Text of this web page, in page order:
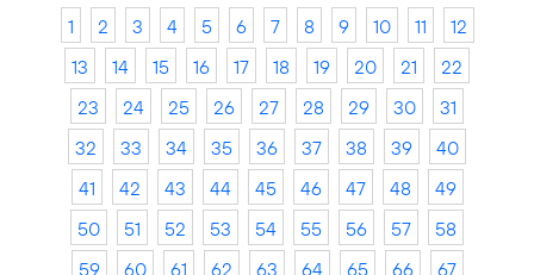
1 2 3 4 5 6 7 8 9 10 11
12
13
14 15 16 17 18 19 20 21
22
23
24 25 26 27 28 29 30
31
32
33 34 35 36 37 38 39
40
41
42 43 44 45 46 47 48
49
50
51 52 53 54 55 56 57
58
59
60 61 62 63 64 65 66
67